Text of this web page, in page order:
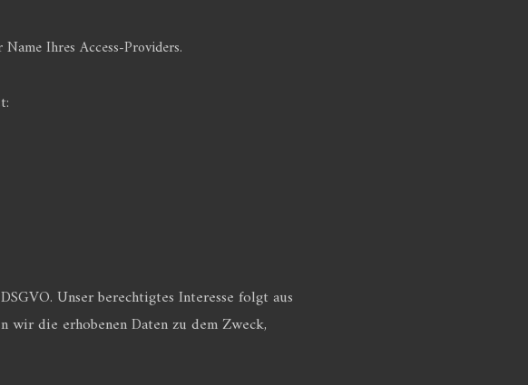
Ihres Access-Providers.
Unser berechtigtes Interesse folgt aus
wir die erhobenen Daten zu dem Zweck,